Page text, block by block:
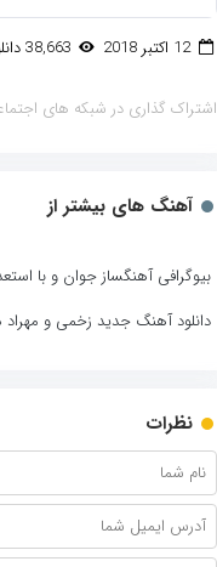
12 اکتبر 2018
اشتراک گذاری در شبکه های
آهنگ های بیشتر از
بیوگرافی آهنگساز جوان و با
دانلود آهنگ جدید زخمی و
نظرات